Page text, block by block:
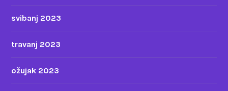
svibanj 2023
travanj 2023
ožujak 2023